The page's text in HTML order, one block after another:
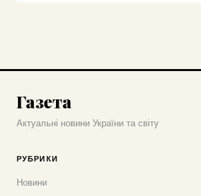
Газета
Актуальні новини України та світу
РУБРИКИ
Новини